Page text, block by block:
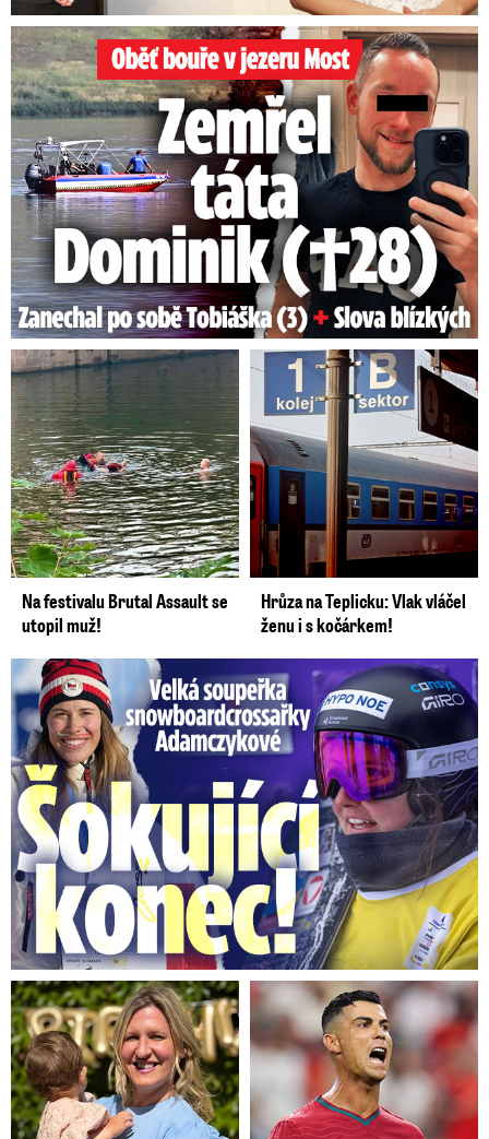
Oběť bouře v jezeru Most: Zemřel táta Dominik (†28)
Na festivalu Brutal Assault se
utopil muž!
Hrůza na Teplicku: Vlak vláčel
ženu i s kočárkem!
Velká soupeřka Adamczykové: Šokující konec!